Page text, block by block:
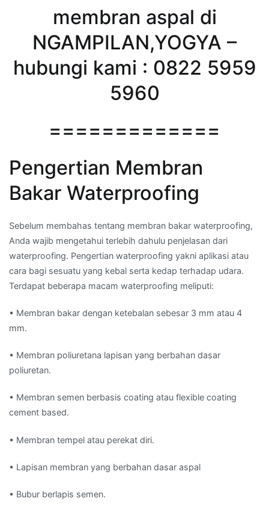
membran aspal di
NGAMPILAN,YOGYA –
hubungi kami : 0822 5959
5960
=============
Pengertian Membran
Bakar Waterproofing
Sebelum membahas tentang membran bakar waterproofing,
Anda wajib mengetahui terlebih dahulu penjelasan dari
waterproofing. Pengertian waterproofing yakni aplikasi atau
cara bagi sesuatu yang kebal serta kedap terhadap udara.
Terdapat beberapa macam waterproofing meliputi:
• Membran bakar dengan ketebalan sebesar 3 mm atau 4
mm.
• Membran poliuretana lapisan yang berbahan dasar
poliuretan.
• Membran semen berbasis coating atau flexible coating
cement based.
• Membran tempel atau perekat diri.
• Lapisan membran yang berbahan dasar aspal
• Bubur berlapis semen.